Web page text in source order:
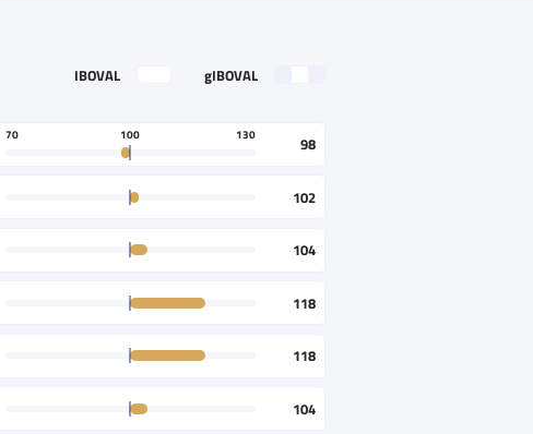
IBOVAL gIBOVAL
70 100 130 98
102
104
118
118
104